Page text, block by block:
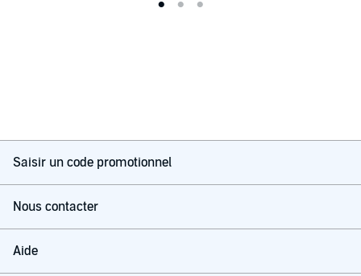
Saisir un code promotionnel
Nous contacter
Aide